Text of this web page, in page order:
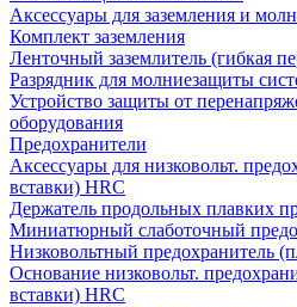
Аксессуары для заземления и
Комплект заземления
Ленточный заземлитель (гибкая
Разрядник для молниезащиты
Устройство защиты от
оборудования
Предохранители
Аксессуары для низковольт.
вставки) HRC
Держатель продольных плавких
Миниатюрный слаботочный
Низковольтный предохранитель
Основание низковольт.
вставки) HRC